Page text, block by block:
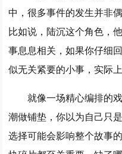
中，很多事件的发生并非
比如说，陆沉这个角色，
事息息相关，如果你仔细
似无关紧要的小事，实际
就像一场精心编排的
潮做铺垫，你以为自己只
选择可能会影响整个故事